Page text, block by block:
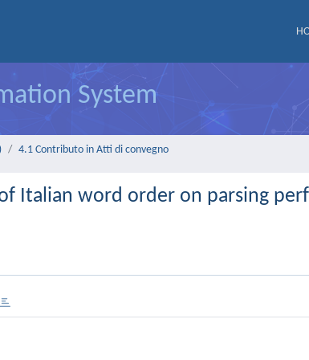
System
4.1 Contributo in Atti di convegno
Italian word order on parsing